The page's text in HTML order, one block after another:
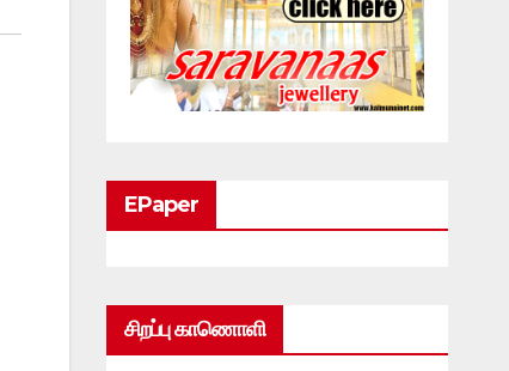
EPaper
சிறப்பு காணொளி